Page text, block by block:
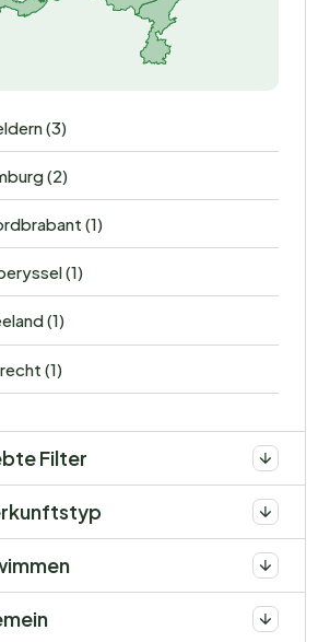
(3)
(2)
(1)
(1)
(1)
(1)
Filter